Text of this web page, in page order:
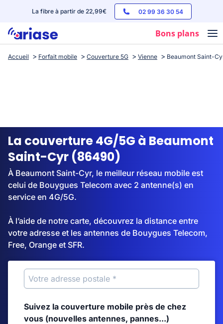
La fibre à partir de 22,99€ 02 99 36 30 54
Bons plans
Box internet
Streaming
Accueil Forfait mobile Couverture 5G Vienne Beaumont Saint-
La couverture 4G/5G à Beaumont
Saint-Cyr (86490)
À Beaumont Saint-Cyr, le meilleur réseau mobile est
celui de Bouygues Telecom avec 2 antenne(s) en
service en 4G/5G.
À l’aide de notre carte, découvrez la distance entre
votre adresse et les antennes de Bouygues Telecom,
Free, Orange et SFR.
Suivez la couverture mobile près de chez
vous (nouvelles antennes, pannes...)